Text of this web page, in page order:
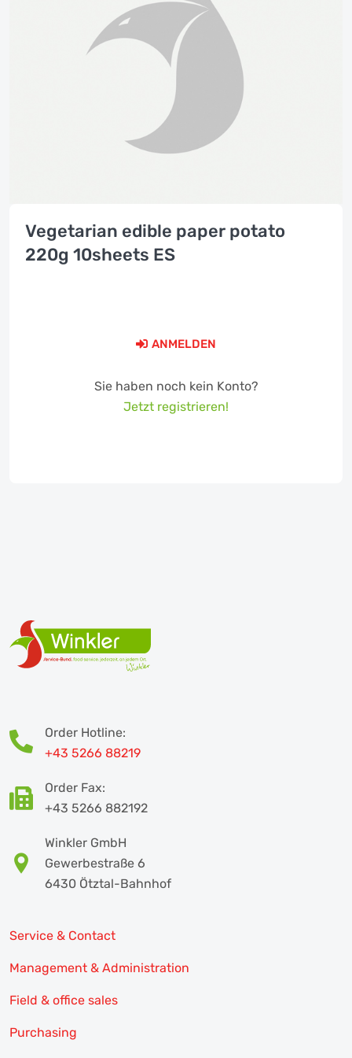
Vegetarian edible paper potato
220g 10sheets ES
ANMELDEN
Sie haben noch kein Konto?
Jetzt registrieren!
Order Hotline:
+43 5266 88219
Order Fax:
+43 5266 882192
Winkler GmbH
Gewerbestraße 6
6430 Ötztal-Bahnhof
Service & Contact
Management & Administration
Field & office sales
Purchasing